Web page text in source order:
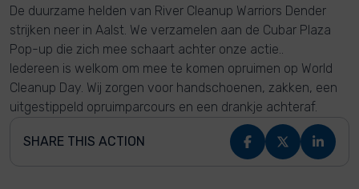
De duurzame helden van River Cleanup Warriors Dender
strijken neer in Aalst. We verzamelen aan de Cubar Plaza
Pop-up die zich mee schaart achter onze actie..
Iedereen is welkom om mee te komen opruimen op World
Cleanup Day. Wij zorgen voor handschoenen, zakken, een
uitgestippeld opruimparcours en een drankje achteraf.
SHARE THIS ACTION